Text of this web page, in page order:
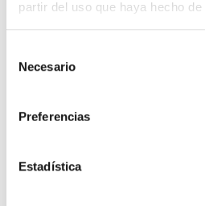
partir del uso que haya hecho
de cookies
Necesario
Preferencias
Estadística